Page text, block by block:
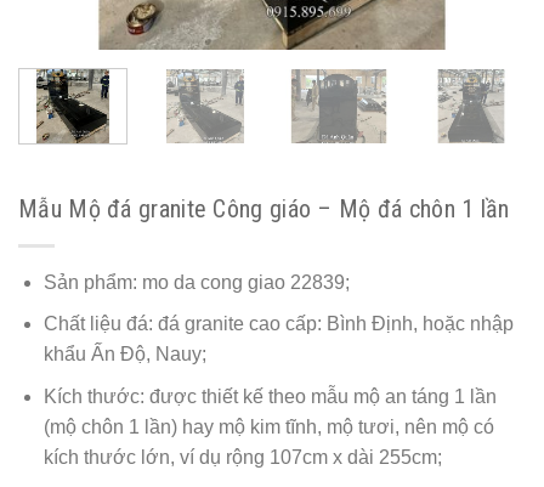
Mẫu Mộ đá granite Công giáo – Mộ đá chôn 1 lần
Sản phẩm: mo da cong giao 22839;
Chất liệu đá: đá granite cao cấp: Bình Định, hoặc nhập
khẩu Ấn Độ, Nauy;
Kích thước: được thiết kế theo mẫu mộ an táng 1 lần
(mộ chôn 1 lần) hay mộ kim tĩnh, mộ tươi, nên mộ có
kích thước lớn, ví dụ rộng 107cm x dài 255cm;